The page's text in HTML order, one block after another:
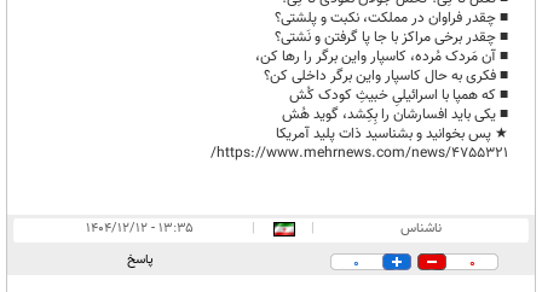
■ چقدر فراوان در مملکت، نکبت و پلشتی؟
■ چقدر برخی مراکز با جا پا گرفتن و نَشتی؟
■ آن مَردک مُرده، کاسپار واین برگر را رها کن،
■ فکری به حال کاسپار واین برگر داخلی کن؟
■ که همپا با اسرائیلیِ خبیثِ کودک کُش
■ یکی باید افسارشان را بِکِشد، گوید هُش
★ پس بخوانید و بشناسید ذات پلید آمریکا
https://www.mehrnews.com/news/4755321/
ناشناس |
|
۱۳:۳۵ - ۱۴۰۴/۱۲/۱۲
0
0 پاسخ